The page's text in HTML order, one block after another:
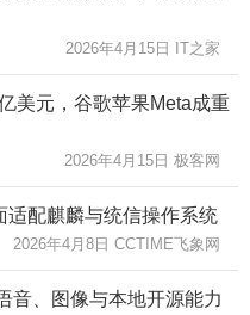
2026年4月15日 IT之家
美元，谷歌苹果Meta成重
2026年4月15日 极客网
适配麒麟与统信操作系统
2026年4月8日 CCTIME飞象网
音、图像与本地开源能力